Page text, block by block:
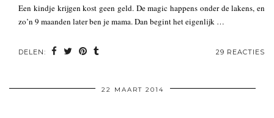
Een kindje krijgen kost geen geld. De magic happens onder de lakens, en
zo’n 9 maanden later ben je mama. Dan begint het eigenlijk …
DELEN: 29 REACTIES
22 MAART 2014